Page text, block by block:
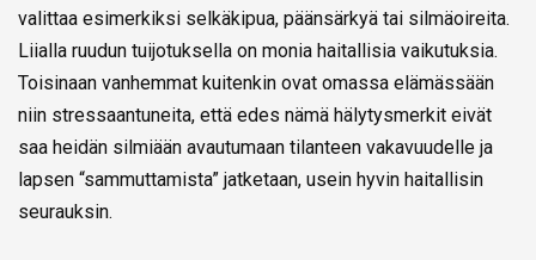
valittaa esimerkiksi selkäkipua, päänsärkyä tai silmäoireita.
Liialla ruudun tuijotuksella on monia haitallisia vaikutuksia.
Toisinaan vanhemmat kuitenkin ovat omassa elämässään
niin stressaantuneita, että edes nämä hälytysmerkit eivät
saa heidän silmiään avautumaan tilanteen vakavuudelle ja
lapsen “sammuttamista” jatketaan, usein hyvin haitallisin
seurauksin.